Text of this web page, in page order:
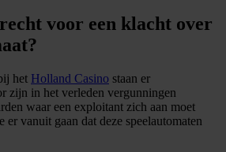
voor een klacht over
het Holland Casino staan er
zijn in het verleden vergunningen
waar een exploitant zich aan moet
er vanuit gaan dat deze speelautomaten